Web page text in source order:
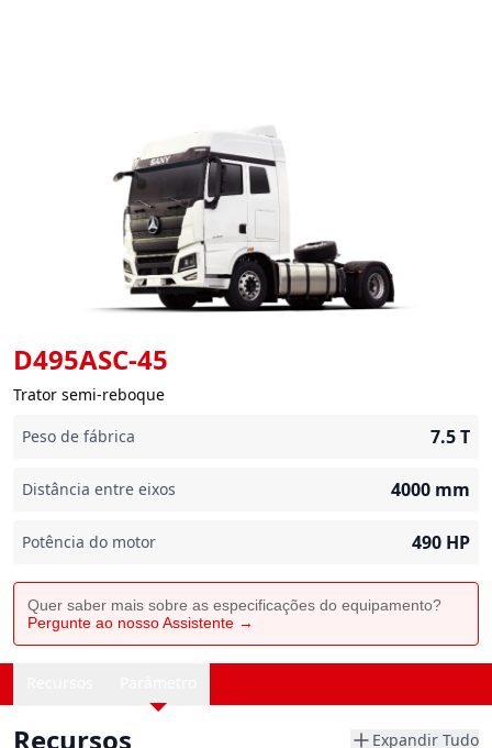
D495ASC-45
Trator semi-reboque
Peso de fábrica
7.5T
Distância entre eixos 4000 mm
Potência do motor 490 HP
Quer saber mais sobre as especificações do equipamento?
Pergunte ao nosso Assistente →
Recursos Expandir Tudo